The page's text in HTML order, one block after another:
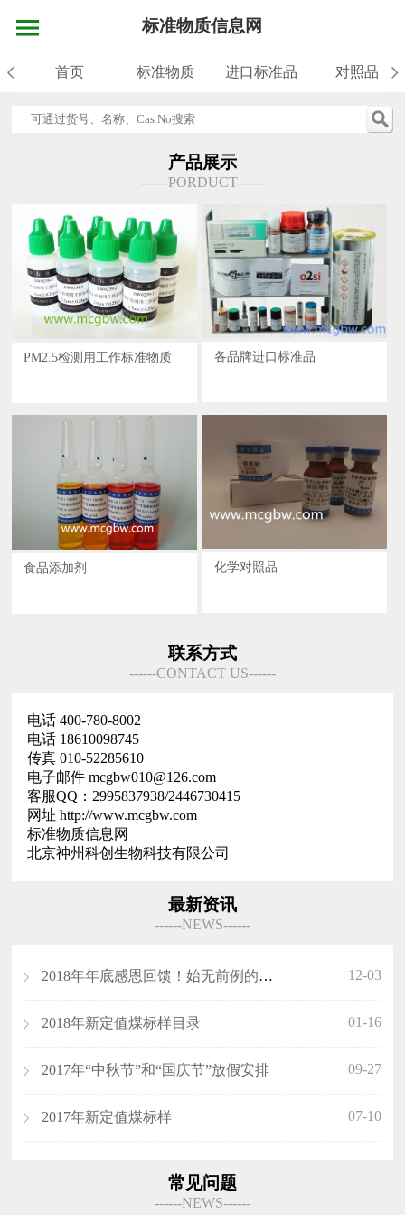
标准物质信息网
首页 标准物质 进口标准品 对照品
产品展示
------PORDUCT------
PM2.5检测用工作标准物质 各品牌进口标准品
食品添加剂 化学对照品
联系方式
------CONTACT US------
电话 400-780-8002
电话 18610098745
传真 010-52285610
电子邮件 mcgbw010@126.com
客服QQ：2995837938/2446730415
网址 http://www.mcgbw.com
标准物质信息网
北京神州科创生物科技有限公司
最新资讯
------NEWS------
2018年年底感恩回馈！始无前例的优惠！ 12-03
2018年新定值煤标样目录 01-16
​2017年“中秋节”和“国庆节”放假安排 09-27
2017年新定值煤标样 07-10
常见问题
------NEWS------